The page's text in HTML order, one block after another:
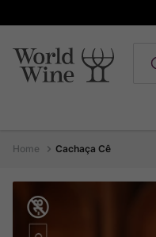
Cachaça Cê
1º Maçanita